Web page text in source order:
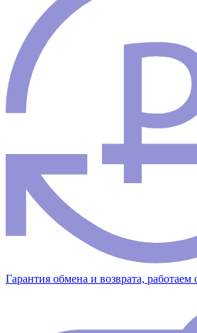
Гарантия обмена и возврата, работаем